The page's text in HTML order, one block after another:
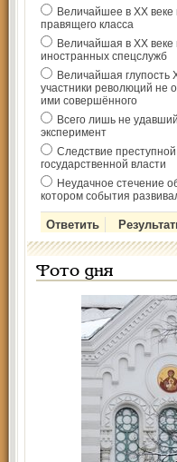
Величайшее в ХХ веке
правящего класса
Величайшая в ХХ веке
иностранных спецслужб
Величайшая глупость
участники революций не
ими совершённого
Всего лишь не
эксперимент
Следствие
государственной власти
Неудачное стечение
котором события
Фото дня